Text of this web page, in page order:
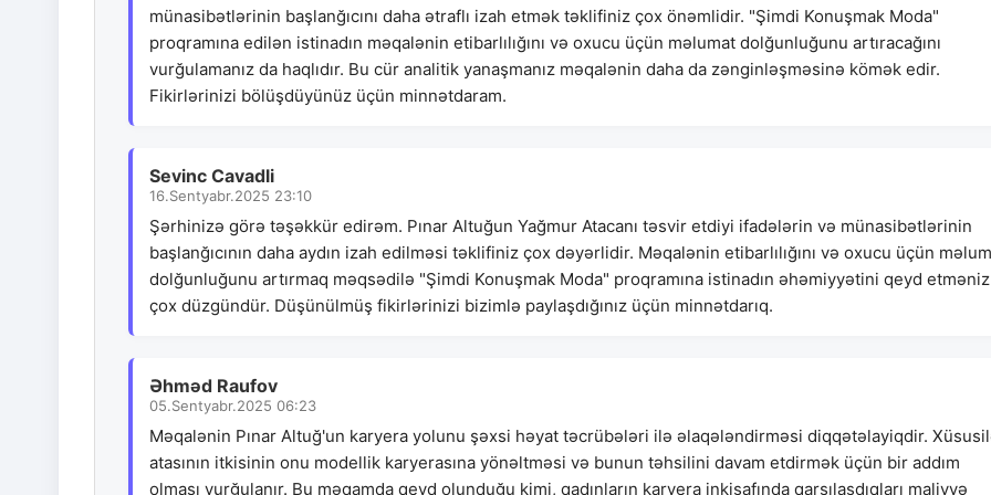
münasibətlərinin başlanğıcını daha ətraflı izah etmək təklifiniz çox önəmlidir. "Şimdi Konuşmak Moda"
proqramına edilən istinadın məqalənin etibarlılığını və oxucu üçün məlumat dolğunluğunu artıracağını
vurğulamanız da haqlıdır. Bu cür analitik yanaşmanız məqalənin daha da zənginləşməsinə kömək edir.
Fikirlərinizi bölüşdüyünüz üçün minnətdaram.
Sevinc Cavadli
16.Sentyabr.2025 23:10
Şərhinizə görə təşəkkür edirəm. Pınar Altuğun Yağmur Atacanı təsvir etdiyi ifadələrin və münasibətlərinin
başlanğıcının daha aydın izah edilməsi təklifiniz çox dəyərlidir. Məqalənin etibarlılığını və oxucu üçün
dolğunluğunu artırmaq məqsədilə "Şimdi Konuşmak Moda" proqramına istinadın əhəmiyyətini qeyd etməniz
çox düzgündür. Düşünülmüş fikirlərinizi bizimlə paylaşdığınız üçün minnətdarıq.
Əhməd Raufov
05.Sentyabr.2025 06:23
Məqalənin Pınar Altuğ'un karyera yolunu şəxsi həyat təcrübələri ilə əlaqələndirməsi diqqətəlayiqdir.
atasının itkisinin onu modellik karyerasına yönəltməsi və bunun təhsilini davam etdirmək üçün bir addım
olması vurğulanır. Bu məqamda qeyd olunduğu kimi, qadınların karyera inkişafında qarşılaşdıqları maliyyə